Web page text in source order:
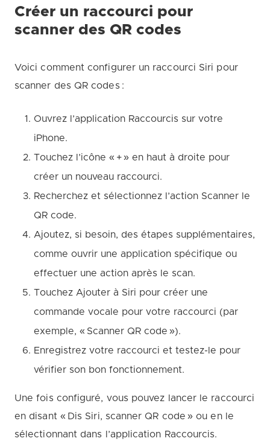
Créer un raccourci pour
scanner des QR codes
Voici comment configurer un raccourci Siri pour
scanner des QR codes :
Ouvrez l’application Raccourcis sur votre
iPhone.
Touchez l’icône « + » en haut à droite pour
créer un nouveau raccourci.
Recherchez et sélectionnez l’action Scanner le
QR code.
Ajoutez, si besoin, des étapes supplémentaires,
comme ouvrir une application spécifique ou
effectuer une action après le scan.
Touchez Ajouter à Siri pour créer une
commande vocale pour votre raccourci (par
exemple, « Scanner QR code »).
Enregistrez votre raccourci et testez-le pour
vérifier son bon fonctionnement.
Une fois configuré, vous pouvez lancer le raccourci
en disant « Dis Siri, scanner QR code » ou en le
sélectionnant dans l’application Raccourcis.